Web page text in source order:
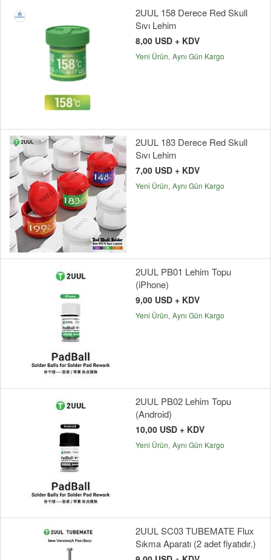
2UUL 158 Derece Red Skull
Sıvı Lehim
8,00 USD + KDV
Yeni Ürün Aynı Gün Kargo
2UUL 183 Derece Red Skull
Sıvı Lehim
7,00 USD + KDV
Yeni Ürün Aynı Gün Kargo
2UUL PB01 Lehim Topu
(iPhone)
9,00 USD + KDV
Yeni Ürün Aynı Gün Kargo
2UUL PB02 Lehim Topu
(Android)
10,00 USD + KDV
Yeni Ürün Aynı Gün Kargo
2UUL SC03 TUBEMATE Flux
Sıkma Aparatı (2 adet fiyatıdır.)